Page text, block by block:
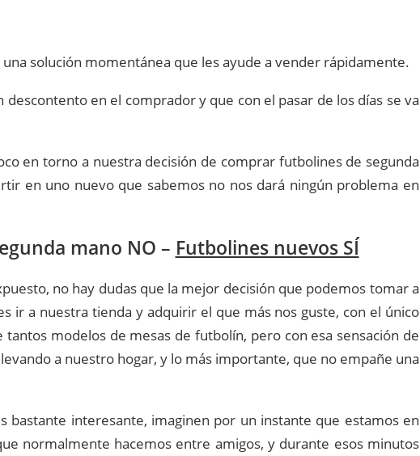
solución momentánea que les ayude a vender rápidamente.
descontento en el comprador y que con el pasar de los días se va
en torno a nuestra decisión de comprar futbolines de segunda
en uno nuevo que sabemos no nos dará ningún problema en
mano NO – Futbolines nuevos SÍ
no hay dudas que la mejor decisión que podemos tomar a
ir a nuestra tienda y adquirir el que más nos guste, con el único
modelos de mesas de futbolín, pero con esa sensación de
a nuestro hogar, y lo más importante, que no empañe una
bastante interesante, imaginen por un instante que estamos en
normalmente hacemos entre amigos, y durante esos minutos